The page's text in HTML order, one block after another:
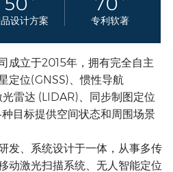
设计方案 专利软著
成立于2015年，拥有完全自主
定位(GNSS)、惯性导航
雷达 (LIDAR)、同步制图定位
目标提供空间状态和周围场景
发、系统设计于一体，从事多传
动激光扫描系统、无人智能定位